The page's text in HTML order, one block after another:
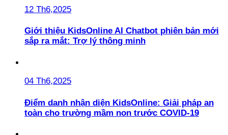
12 Th6,2025
Giới thiệu KidsOnline AI Chatbot phiên bản mới
sắp ra mắt: Trợ lý thông minh
04 Th6,2025
Điểm danh nhận diện KidsOnline: Giải pháp an
toàn cho trường mầm non trước COVID-19